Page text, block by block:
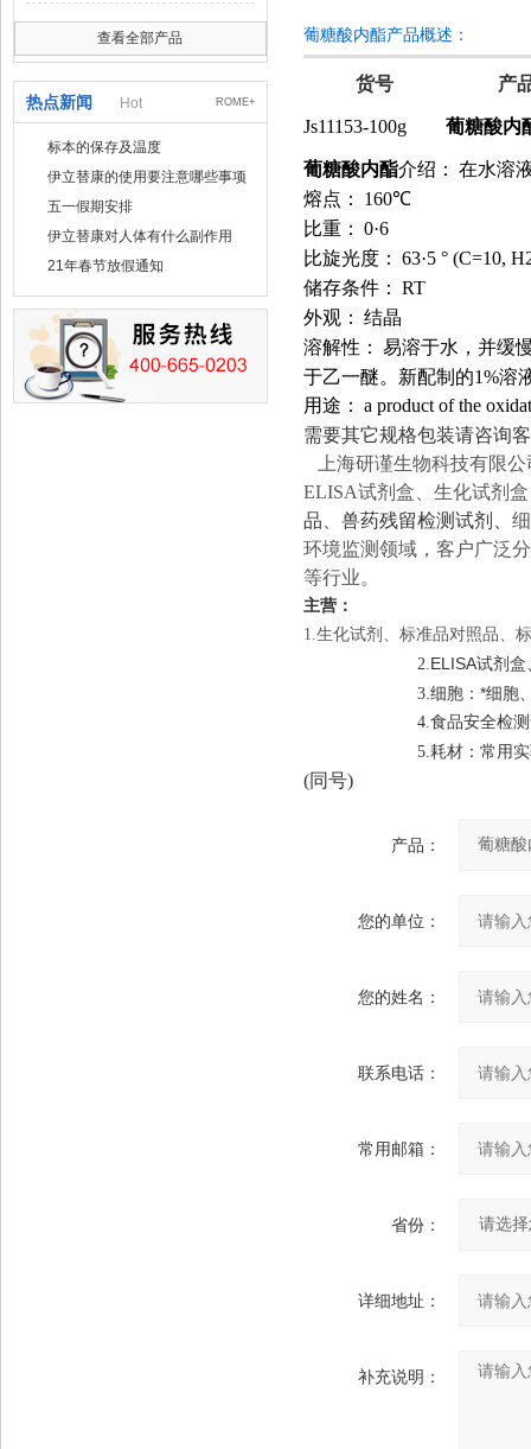
查看全部产品
热点新闻 Hot ROME+
标本的保存及温度
伊立替康的使用要注意哪些事项
五一假期安排
伊立替康对人体有什么副作用
21年春节放假通知
葡糖酸内酯产品概述：
货号 产
Js11153-100g 葡糖酸内
葡糖酸内酯介绍： 在水溶
熔点：
160℃
比重： 0·6
比旋光度： 63·5 ° (C=10,
储存条件： RT
外观： 结晶
溶解性： 易溶于水，并缓
于乙一醚。新配制的1%溶
用途： a product of the
需要其它规格包装请咨询
上海研谨生物科技有限
ELISA试剂盒、生化试剂
品
兽药残留检测试剂、
环境监测领域，客户广泛
等行业。
主营：
1.生化试剂 、 标准品对照品、
2.ELISA试剂盒
3 .细胞：*细胞
4.食品安全检
5.耗材：常用
(同号)
产品：
您的单位：
您的姓名：
联系电话：
常用邮箱：
省份：
详细地址：
补充说明：